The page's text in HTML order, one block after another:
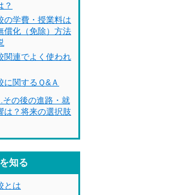
？
の学費・授業料は
償化（免除）方法
関連でよく使われ
に関するＱ&Ａ
その後の進路・就
は？将来の選択肢
知る
とは